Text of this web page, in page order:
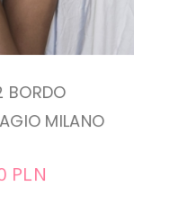
MILANO
PLN